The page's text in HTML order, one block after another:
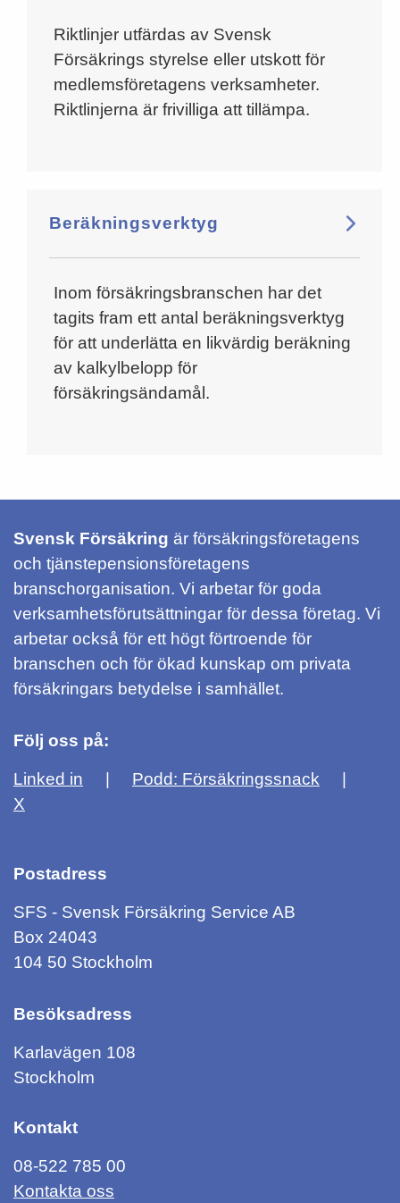
Riktlinjer utfärdas av Svensk
Försäkrings styrelse eller utskott för
medlemsföretagens verksamheter.
Riktlinjerna är frivilliga att tillämpa.
Beräkningsverktyg
Inom försäkringsbranschen har det
tagits fram ett antal beräkningsverktyg
för att underlätta en likvärdig beräkning
av kalkylbelopp för
försäkringsändamål.
Svensk Försäkring är försäkringsföretagens
och tjänstepensionsföretagens
branschorganisation. Vi arbetar för goda
verksamhetsförutsättningar för dessa företag. Vi
arbetar också för ett högt förtroende för
branschen och för ökad kunskap om privata
försäkringars betydelse i samhället.
Följ oss på:
Linked in
Podd: Försäkringssnack
X
Postadress
SFS - Svensk Försäkring Service AB
Box 24043
104 50 Stockholm
Besöksadress
Karlavägen 108
Stockholm
Kontakt
08-522 785 00
Kontakta oss